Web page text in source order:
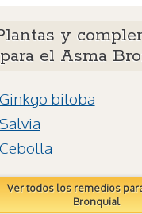
y
para el Asma
Ginkgo biloba
Salvia
Cebolla
Ver todos los remedios
Bronquial